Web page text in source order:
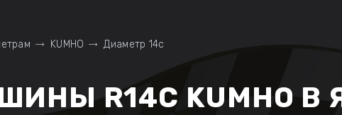
KUMHO Диаметр 14c
R14C KUMHO В